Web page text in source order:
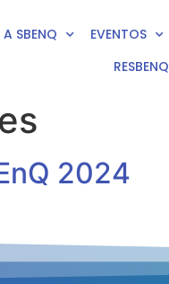
A SBENQ EVENTOS
RESBENQ
2024